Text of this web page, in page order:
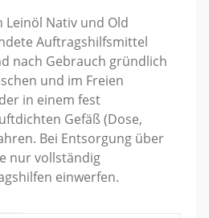
Leinöl Nativ und Old
Auftragshilfsmittel
nach Gebrauch gründlich
und im Freien
in einem fest
Gefäß (Dose,
Bei Entsorgung über
nur vollständig
einwerfen.